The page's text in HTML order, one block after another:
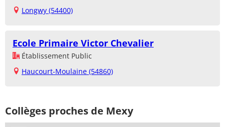
Longwy (54400)
Ecole Primaire Victor Chevalier
Établissement Public
Haucourt-Moulaine (54860)
Collèges proches de Mexy